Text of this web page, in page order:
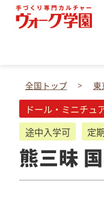
全国トップ 東
ドール・ミニチュ
途中入学可
定
熊三昧